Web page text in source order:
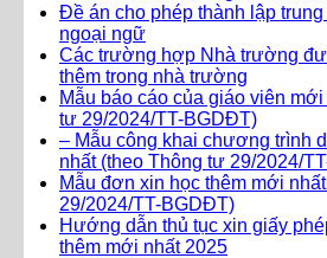
Đề án cho phép thành lập trung
ngoại ngữ
Các trường hợp Nhà trường
thêm trong nhà trường
Mẫu báo cáo của giáo viên
tư 29/2024/TT-BGDĐT)
– Mẫu công khai chương trình
nhất (theo Thông tư 29/2024/
Mẫu đơn xin học thêm mới
29/2024/TT-BGDĐT)
Hướng dẫn thủ tục xin giấy
thêm mới nhất 2025